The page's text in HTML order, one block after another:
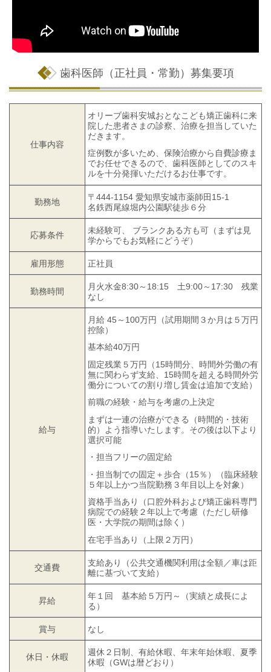
歯科医師（正社員・常勤）募集要項
仕事内容
オリーブ歯科安城おとなこども矯正歯科に来
院した患者さまの診察、治療を担当していた
だきます。
症例数が多いため、保険治療から自費診療ま
でお任せできるので、歯科医師としてのスキ
ルを十分発揮いただけるお仕事です。
勤務地
〒444-1154 愛知県安城市薬師田15-1
名鉄西尾線堀内公園駅徒歩６分
応募条件
未経験可、 ブランクある方も可（まずは見
学からでもお気軽にどうぞ）
雇用形態 正社員
勤務時間
月火水金8:30～18:15 土9:00～17:30 残業
なし
給与
月給 45～100万円（試用期間３か月は５万円
控除）
基本給40万円
固定残業５万円（15時間分、時間外労働の有
無に関わらず支給、15時間を超える時間外労
働分についての割り増し賃金は追加で支給）
前職の経験・給与を考慮の上決定
まずは一連の治療ができる（時間的・技術
的）よう指導いたします。その後は以下より
選択可能
・担当フリーの固定給
・担当制での固定＋歩合（15％）（臨床経験
５年以上かつ当院勤務３年目以上を対象）
資格手当あり（口腔外科および矯正歯科専門
病院での経験２年以上で考慮（ただし研修
医・大学院の期間は除く）
在宅手当あり（上限２万円）
交通費
支給あり（公共交通機関利用は全額／車は距
離に基づいて支給）
昇給
年１回 基本給５万円～（実績と成長によ
る）
賞与 なし
休日・休暇
週休２日制、有給休暇、年末年始休暇、夏季
休暇（GWは暦どおり）